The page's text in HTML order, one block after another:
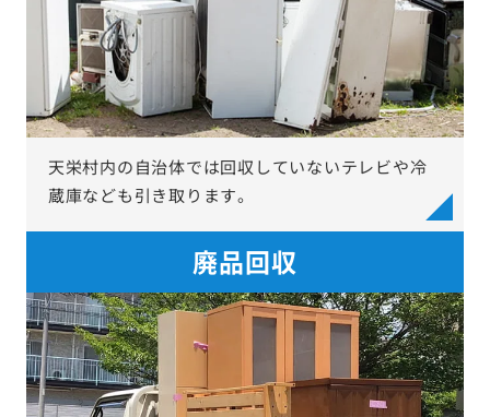
天栄村内の自治体では回収していないテレビや冷
蔵庫なども引き取ります。
廃品回収